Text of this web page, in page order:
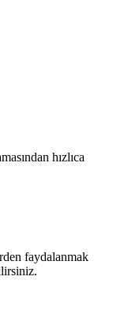
hızlıca
faydalanmak